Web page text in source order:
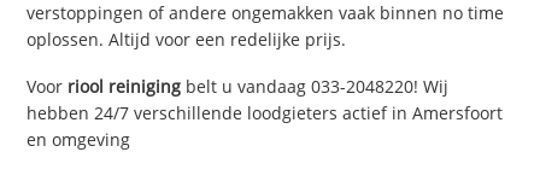
verstoppingen of andere ongemakken vaak binnen no time
oplossen. Altijd voor een redelijke prijs.
Voor riool reiniging belt u vandaag 033-2048220! Wij
hebben 24/7 verschillende loodgieters actief in Amersfoort
en omgeving